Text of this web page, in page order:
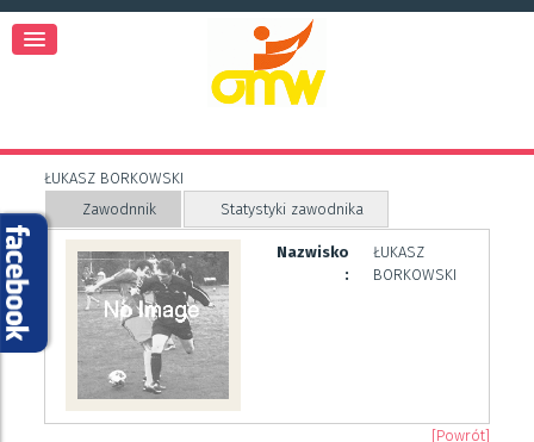
ŁUKASZ BORKOWSKI
Zawodnnik
Statystyki zawodnika
Nazwisko
:
ŁUKASZ
BORKOWSKI
[Powrót]